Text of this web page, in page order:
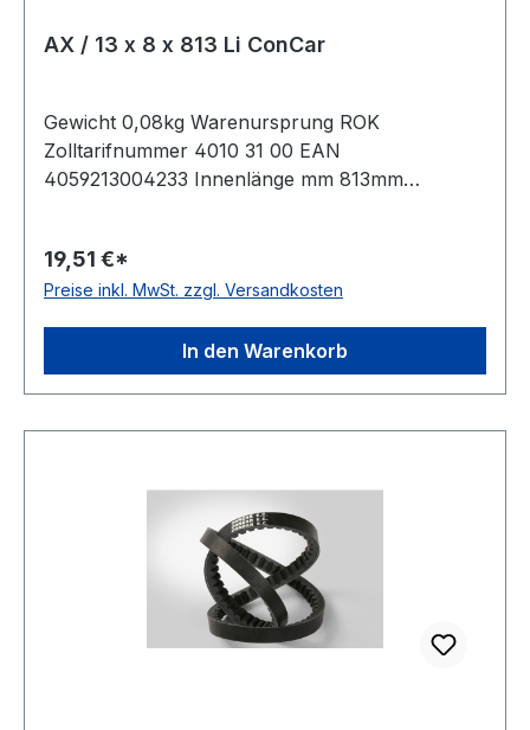
AX / 13 x 8 x 813 Li ConCar
Gewicht 0,08kg Warenursprung ROK
Zolltarifnummer 4010 31 00 EAN
4059213004233 Innenlänge mm 813mm
Ausführung flankenoffen, formgezahnt
antistatisch ja Norm DIN 2215 Material Neoprene
19,51 €*
Preise inkl. MwSt. zzgl. Versandkosten
In den Warenkorb